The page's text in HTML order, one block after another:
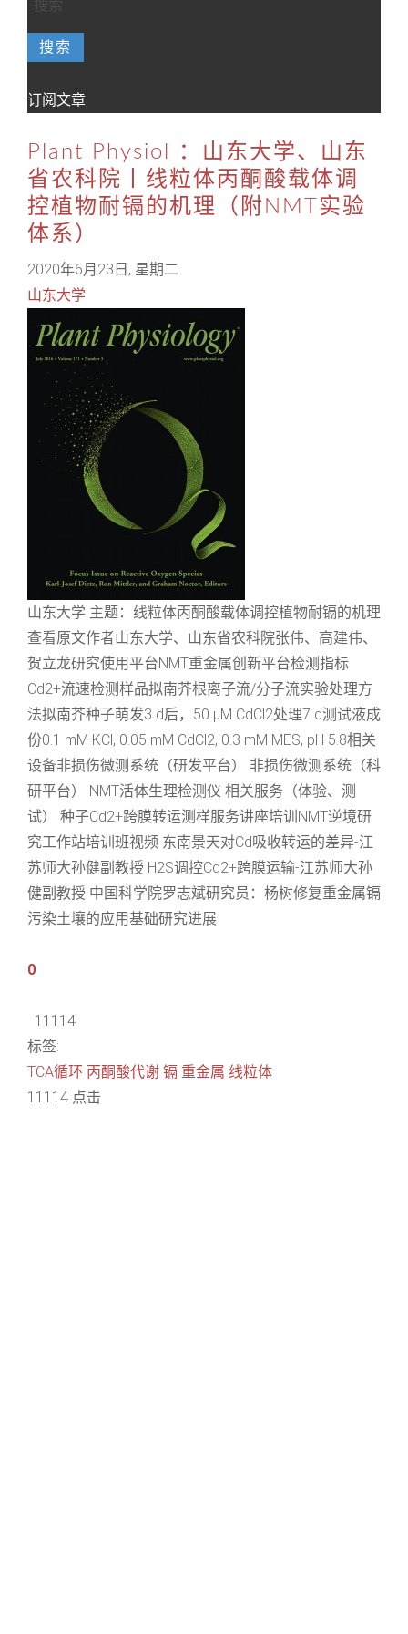
搜索
订阅文章
Plant Physiol ：山东大学、山东
省农科院丨线粒体丙酮酸载体调
控植物耐镉的机理（附NMT实验
体系）
2020年6月23日, 星期二
山东大学
山东大学 主题：线粒体丙酮酸载体调控植物耐镉的机理
查看原文作者山东大学、山东省农科院张伟、高建伟、
贺立龙研究使用平台NMT重金属创新平台检测指标
Cd2+流速检测样品拟南芥根离子流/分子流实验处理方
法拟南芥种子萌发3 d后，50 μM CdCl2处理7 d测试液成
份0.1 mM KCl, 0.05 mM CdCl2, 0.3 mM MES, pH 5.8相关
设备非损伤微测系统（研发平台） 非损伤微测系统（科
研平台） NMT活体生理检测仪 相关服务（体验、测
试） 种子Cd2+跨膜转运测样服务讲座培训NMT逆境研
究工作站培训班视频 东南景天对Cd吸收转运的差异-江
苏师大孙健副教授 H2S调控Cd2+跨膜运输-江苏师大孙
健副教授 中国科学院罗志斌研究员：杨树修复重金属镉
污染土壤的应用基础研究进展
0
11114
标签:
TCA循环 丙酮酸代谢 镉 重金属 线粒体
11114 点击